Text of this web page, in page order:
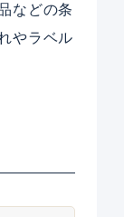
などの条
やラベル